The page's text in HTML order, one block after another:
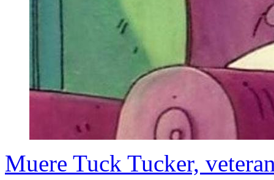
Muere Tuck Tucker,